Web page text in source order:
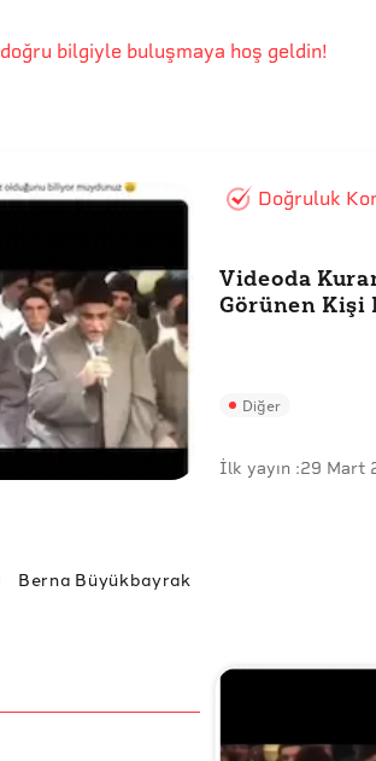
doğru bilgiyle buluşmaya hoş geldin!
Doğruluk
Videoda
Görünen Kişi
Diğer
İlk yayın :29 Mart
Berna Büyükbayrak